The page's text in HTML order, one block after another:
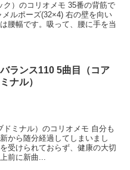
）のコリオメモ 35番の背筋で
ルポーズ(32×4) 右の壁を向い
腰幅です。吸って、腰に手を当
ランス110 5曲目（コア
ナル）
ミナル）のコリオメモ 自分も
から随分経過してしまいまし
受けられておらず、健康の大切
前に新曲...